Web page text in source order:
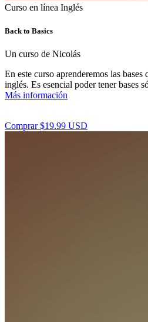
Curso en línea Inglés
Back to Basics
Un curso de Nicolás
En este curso aprenderemos las bases
inglés. Es esencial poder tener bases
Más información
Comprar $19.99 USD